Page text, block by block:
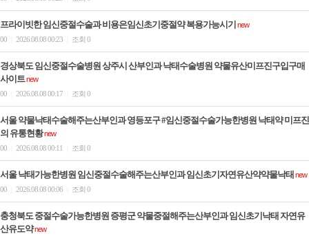
프라이빗한 임신중절수술과 비용은임신초기중절약 복용가능시기 new
00
2026.08.08 00:23 조회 0
경상북도 임신중절수술병원 상주시 산부인과 낙태수술병원 약물유산미프진구입구매
사이트new
00
2026.08.08 00:17 조회 0
서울 약물낙태수술해주는산부인과 영등포구 #임신중절수술가능한병원 낙­태약 미­프진
의 유통현황new
00
2026.08.08 00:11 조회 0
서울 낙태가능한병원 임신중절수술해주는산부인과 임신초기자연유산약약물낙태 new
00
2026.08.08 00:06 조회 0
충청북도 중절수술가능한병원 증평군 약물중절해주는산부인과 임신초기낙­태 자연유
산유도약new